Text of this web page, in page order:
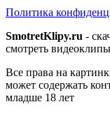
Политика
SmotretKlipy.ru -
смотреть
Все права на
может содержать
младше 18 лет